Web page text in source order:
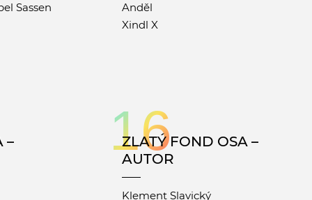
Sassen
Anděl
Xindl X
–
16
ZLATÝ FOND OSA –
AUTOR
Klement Slavický